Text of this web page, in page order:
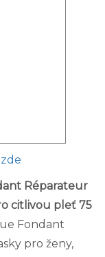
Réparateur
citlivou pleť 75
Fondant
pro ženy,